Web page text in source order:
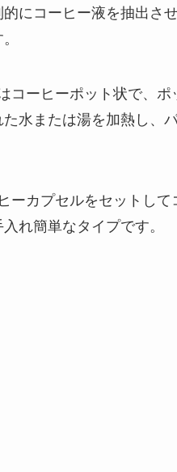
にコーヒー液を抽出さ
コーヒーポット状で、
水または湯を加熱し、
ーカプセルをセットし
れ簡単なタイプです。